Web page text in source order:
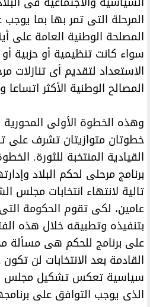
المرحلة التى تمر بها بما
المصلحة الوطنية العامة على
سواء كانت تنظيمية أو حزبية
الاستعداد لتقديم أى
المصالح الوطنية الأكثر اتساعا
وهذه الخطوة الأولى
خطوتان متوازيتان تشرف على
القيادية المنتخبة للثورة.
برنامج مرحلى لحكم البلاد
تالية لانتهاء انتخابات مجلس
عامين، لكى تقوم الحكومة
بتنفيذه وتطبيقه خلال هذه
على برنامج للحكم هى مسألة
القادمة بعد الانتخابات لن
سياسية تعكس تشكيل مجلس
الذى يوجب التوافق على